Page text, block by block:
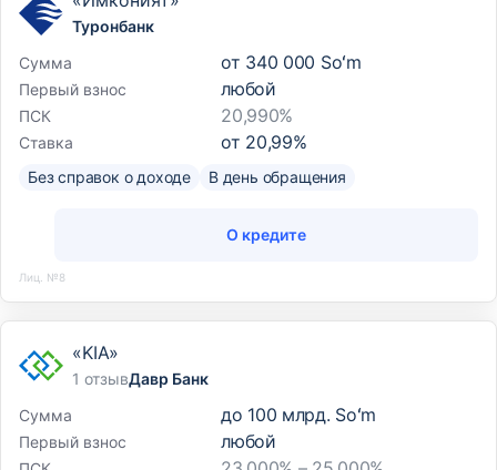
Туронбанк
Сумма
от 340 000 Soʻm
Первый взнос любой
ПСК 20,990%
Ставка от 20,99%
Без справок о доходе В день обращения
О кредите
Лиц. №8
«KIA»
1 отзывДавр Банк
Сумма
до 100 млрд. Soʻm
Первый взнос любой